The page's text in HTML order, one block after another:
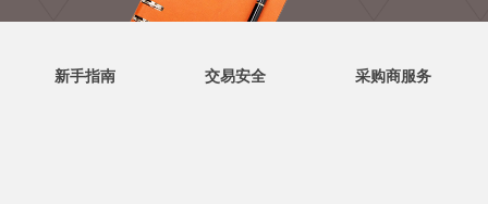
新手指南 交易安全 采购商服务